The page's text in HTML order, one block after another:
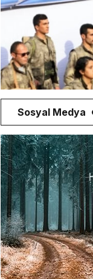
Sosyal Medya